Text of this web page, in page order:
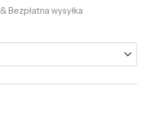
& Bezpłatna wysyłka